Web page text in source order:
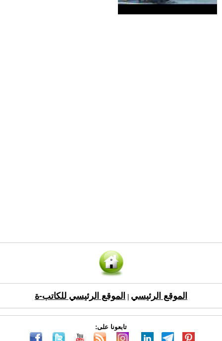
الموقع الرئيسي الموقع الرئيسي للكاتب-ة
تابعونا على: